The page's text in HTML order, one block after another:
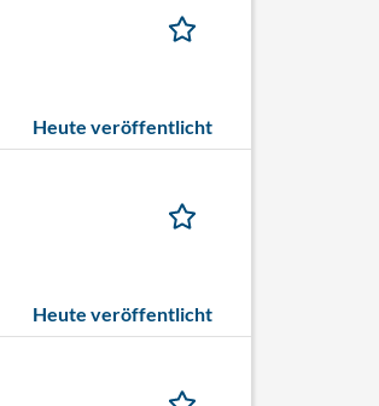
Heute veröffentlicht
Heute veröffentlicht